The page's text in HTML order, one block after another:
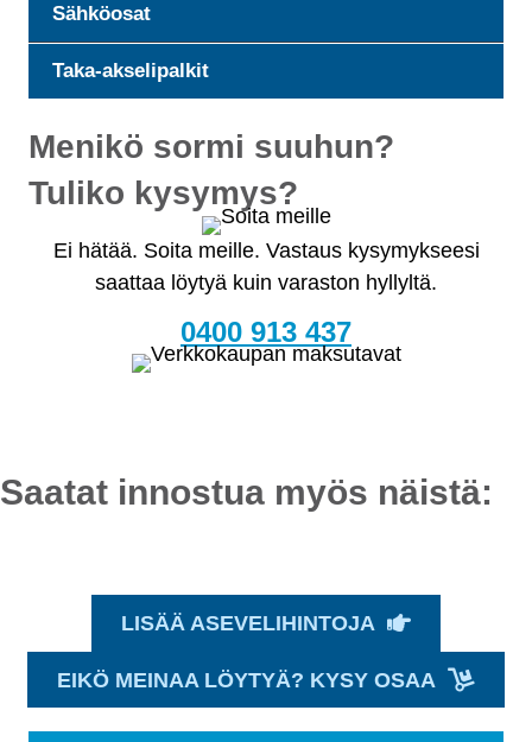
Sähköosat
Taka-akselipalkit
Menikö sormi suuhun?
Tuliko kysymys?
Ei hätää. Soita meille. Vastaus kysymykseesi
saattaa löytyä kuin varaston hyllyltä.
0400 913 437
Saatat innostua myös näistä:
LISÄÄ ASEVELIHINTOJA
EIKÖ MEINAA LÖYTYÄ? KYSY OSAA